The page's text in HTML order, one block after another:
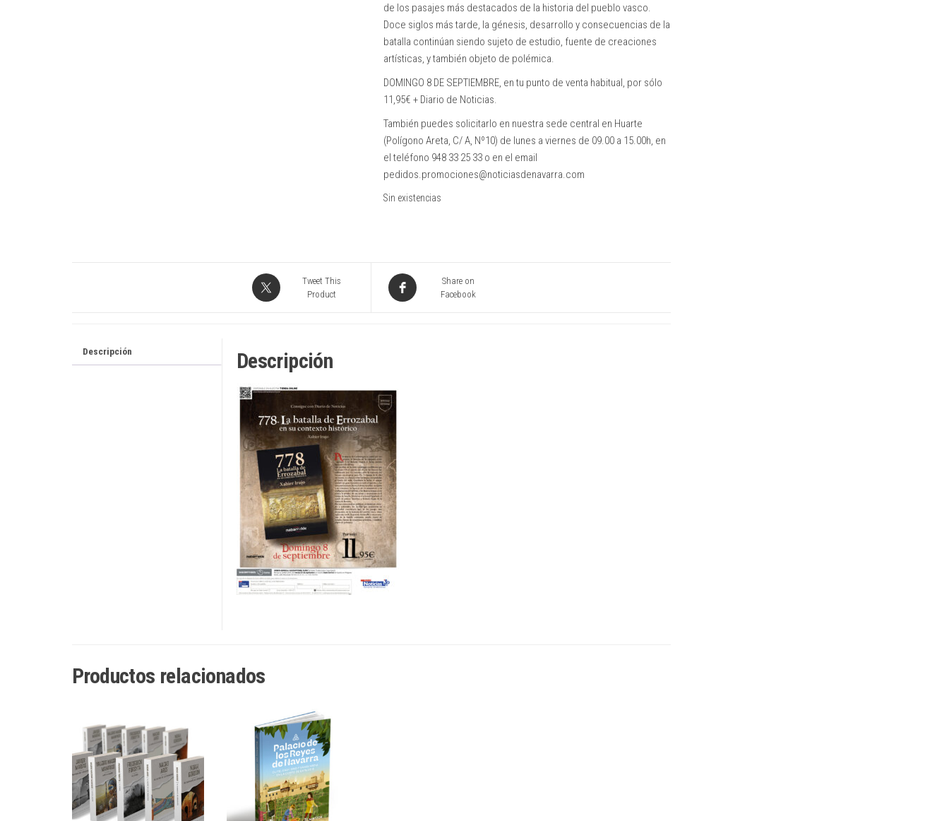
de los pasajes más destacados de la historia del pueblo vasco.
Doce siglos más tarde, la génesis, desarrollo y consecuencias de la
batalla continúan siendo sujeto de estudio, fuente de creaciones
artísticas, y también objeto de polémica.
DOMINGO 8 DE SEPTIEMBRE, en tu punto de venta habitual, por sólo
11,95€ + Diario de Noticias.
También puedes solicitarlo en nuestra sede central en Huarte
(Polígono Areta, C/ A, Nº10) de lunes a viernes de 09.00 a 15.00h, en
el teléfono 948 33 25 33 o en el email
pedidos.promociones@noticiasdenavarra.com
Sin existencias
Tweet This
Product
Share on
Facebook
Descripción Descripción
Productos relacionados